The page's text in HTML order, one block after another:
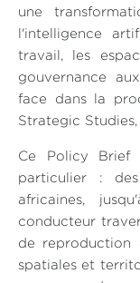
une
l'intelligence
travail, les
gouvernance
face dans la
Strategic
Ce Policy Brief
particulier :
africaines,
conducteur
de reproduction
spatiales et